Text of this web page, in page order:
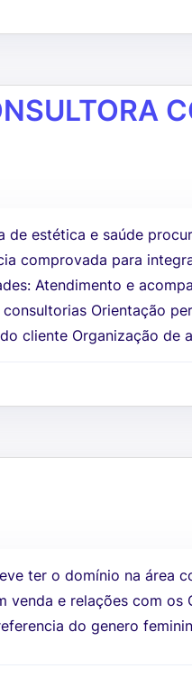
de estética e saúde
comprovada para
Atendimento e
consultorias Orientação
cliente Organização de
ter o domínio na área
venda e relações com os
do genero